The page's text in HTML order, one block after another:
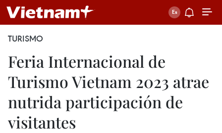
TURISMO
Feria Internacional de
Turismo Vietnam 2023 atrae
nutrida participación de
visitantes